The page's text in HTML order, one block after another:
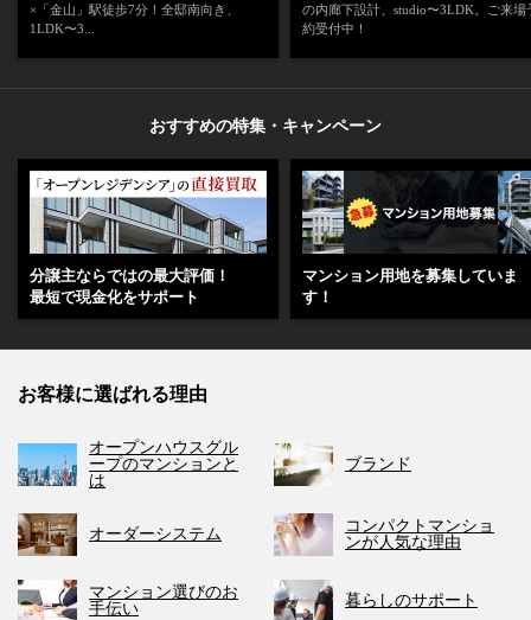
×「金山」駅徒歩7分！全邸南向き、
1LDK〜3...
の内廊下設計、studio〜3LDK。ご来場
約受付中！
おすすめの特集・キャンペーン
分譲主ならではの最大評価！
最短で現金化をサポート
マンション用地を募集していま
す！
お客様に選ばれる理由
オープンハウスグル
ープのマンションと
は
ブランド
オーダーシステム
コンパクトマンショ
ンが人気な理由
マンション選びのお
手伝い
暮らしのサポート